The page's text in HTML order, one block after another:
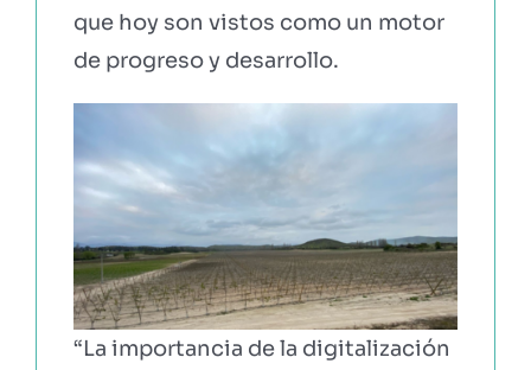
que hoy son vistos como un motor
de progreso y desarrollo.
“La importancia de la digitalización